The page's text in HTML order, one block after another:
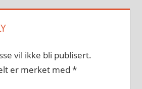
vil ikke bli publisert.
er merket med *